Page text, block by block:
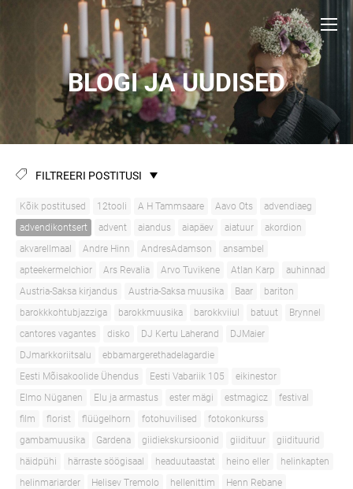
BLOGI JA UUDISED
FILTREERI POSTITUSI
Kõik postitused 12tooli A H Tammsaare Aavo Ots
advendiaeg
advendikontsert
advent aiandus aiapäev aiatuur
akordion
akvarellmaal
Andre Hinn AndresAdamson
ansambel
apteekermelchior
Ars Revalia Arvo Tuvikene Atlan Karp
auhinnad
Austria-Saksa kirjandus
Austria-Saksa muusika Baar
bariton
barokkkohtubjazziga
barokkmuusika barokkviiul batuut
Brynnel
cantores vagantes
disko DJ Kertu Laherand
DJMaier
DJmarkkoriitsalu
ebbamargerethadelagardie
Eesti Mõisakoolide Ühendus
Eesti Vabariik 105
eikinestor
Elmo Nüganen
Elu ja armastus ester mägi estmagicz
festival
film
florist flüügelhorn fotohuvilised
fotokonkurss
gambamuusika
Gardena giidiekskursioonid giidituur
giidituurid
häidpühi
härraste söögisaal headuutaastat heino eller
helinkapten
helinmariarder
Helisev Tremolo hellenittim
Henn Rebane